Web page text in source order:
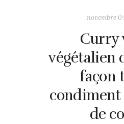
novembre
Curry
végétalien
façon
condiment
de